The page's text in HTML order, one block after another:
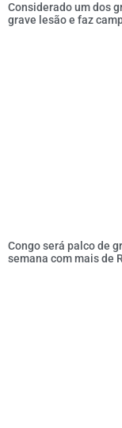
Considerado um dos
grave lesão e faz
Congo será palco de
semana com mais de